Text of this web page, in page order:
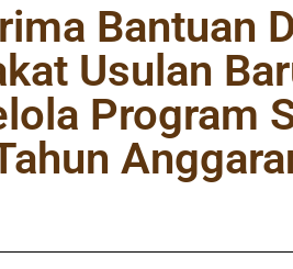
Bantuan
Usulan
Program